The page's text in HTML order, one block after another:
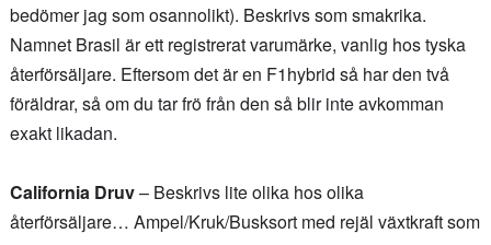
bedömer jag som osannolikt). Beskrivs som smakrika.
Namnet Brasil är ett registrerat varumärke, vanlig hos tyska
återförsäljare. Eftersom det är en F1hybrid så har den två
föräldrar, så om du tar frö från den så blir inte avkomman
exakt likadan.
California Druv– Beskrivs lite olika hos olika
återförsäljare… Ampel/Kruk/Busksort med rejäl växtkraft som